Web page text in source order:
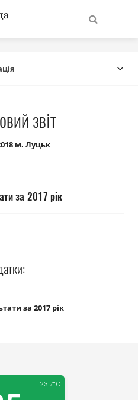
влада
влади
звіт
м. Луцьк
за 2017 рік
за 2017 рік